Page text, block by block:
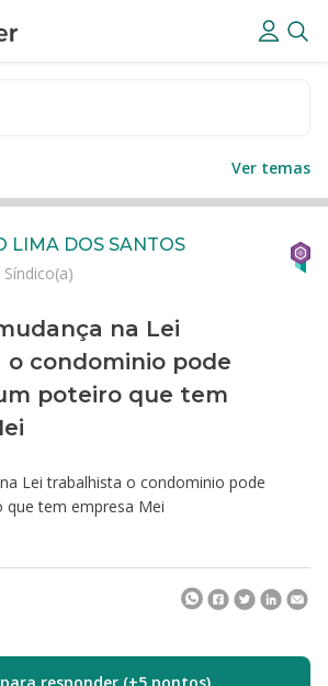
Ver temas
na Lei
condominio pode
poteiro que tem
Lei trabalhista o condominio pode
tem empresa Mei
LIMA DOS SANTOS
Síndico(a)